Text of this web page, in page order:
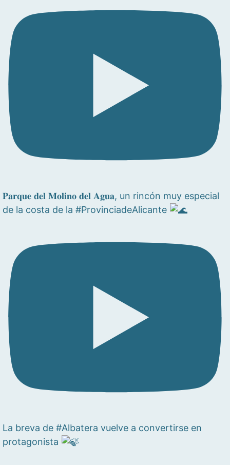
𝐏𝐚𝐫𝐪𝐮𝐞 𝐝𝐞𝐥 𝐌𝐨𝐥𝐢𝐧𝐨 𝐝𝐞𝐥 𝐀𝐠𝐮𝐚, un rincón muy especial
de la costa de la #ProvinciadeAlicante
La breva de #Albatera vuelve a convertirse en
protagonista